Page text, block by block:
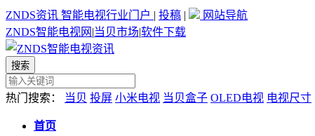
ZNDS资讯 智能电视行业门户 | 投稿 |
网站导航
ZNDS智能电视网 |当贝市场|软件下载
热门搜索： 当贝 投屏 小米电视 当贝盒子 OLED电视 电视尺寸
首页